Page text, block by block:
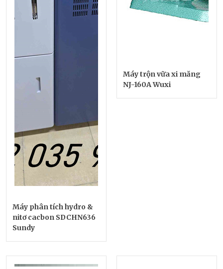
Máy phân tích hydro &
nitơ cacbon SDCHN636
Sundy
Máy trộn vữa xi măng
NJ-160A Wuxi